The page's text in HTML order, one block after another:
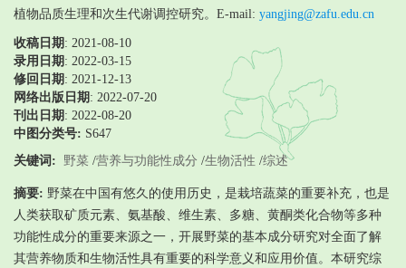
植物品质生理和次生代谢调控研究。E-mail: yangjing@zafu.edu.cn
收稿日期 : 2021-08-10
录用日期 : 2022-03-15
修回日期 : 2021-12-13
网络出版日期 : 2022-07-20
刊出日期 : 2022-08-20
中图分类号: S647
关键词:
野菜 /营养与功能性成分 /生物活性 /综述
摘要: 野菜在中国有悠久的使用历史，是栽培蔬菜的重要补充，也是
人类获取矿质元素、氨基酸、维生素、多糖、黄酮类化合物等多种
功能性成分的重要来源之一，开展野菜的基本成分研究对全面了解
其营养物质和生物活性具有重要的科学意义和应用价值。本研究综